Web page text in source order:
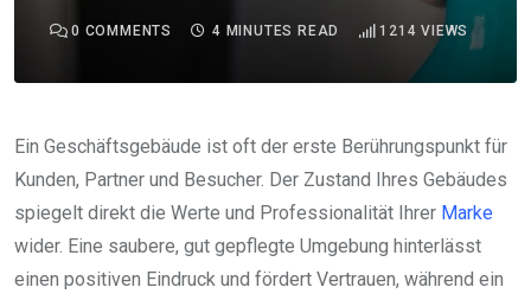
0 COMMENTS 4 MINUTES READ 1214 VIEWS
Ein Geschäftsgebäude ist oft der erste Berührungspunkt für
Kunden, Partner und Besucher. Der Zustand Ihres Gebäudes
spiegelt direkt die Werte und Professionalität Ihrer Marke
wider. Eine saubere, gut gepflegte Umgebung hinterlässt
einen positiven Eindruck und fördert Vertrauen, während ein